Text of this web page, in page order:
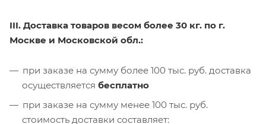
III. Доставка товаров весом более 30 кг. по г.
Москве и Московской обл.:
при заказе на сумму более 100 тыс. руб. доставка
осуществляется бесплатно
при заказе на сумму менее 100 тыс. руб.
стоимость доставки составляет: